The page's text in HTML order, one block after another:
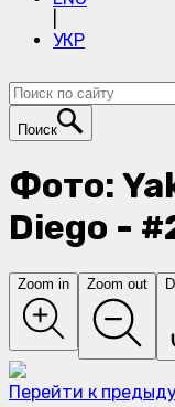
УКР
Поиск
Фото:
Diego -
Zoom in Zoom out
Перейти к